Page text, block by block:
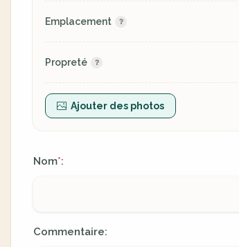
Emplacement
Propreté
Ajouter des photos
Nom*:
Commentaire: